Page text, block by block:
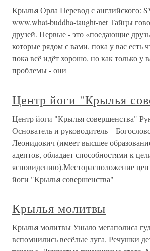
Крылья Орла Перевод с английского:
www.what-buddha-taught-net Тайцы
друзей. Первые - это «поедающие
которые рядом с вами, пока у вас есть
пока всё идёт хорошо, но как только у
проблемы - они
Центр йоги "Крылья
Центр йоги "Крылья совершенства"
Основатель и руководитель –
Леонидович (имеет высшее
адептов, обладает способностями к
ясновидению).Месторасположение
йоги "Крылья совершенства"
Крылья молитвы
Крылья молитвы Уныло мегаполиса
вспомнились весёлые луга, Речушки